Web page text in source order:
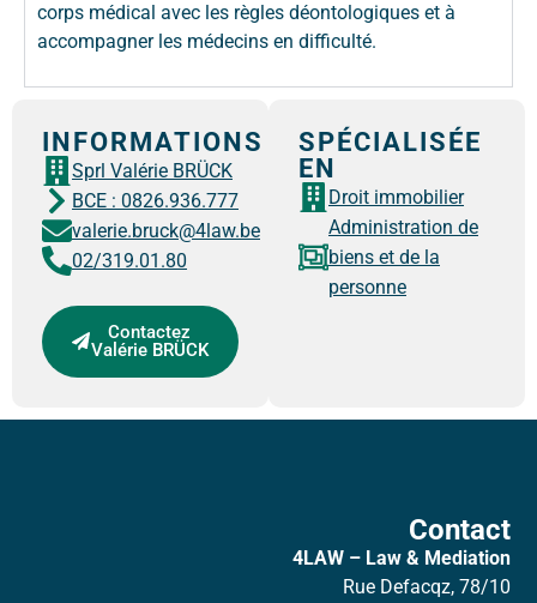
corps médical avec les règles déontologiques et à
accompagner les médecins en difficulté.
INFORMATIONS
Sprl Valérie BRÜCK
BCE : 0826.936.777
valerie.bruck@4law.be
02/319.01.80
Contactez
Valérie BRÜCK
SPÉCIALISÉE
EN
Droit immobilier
Administration de
biens et de la
personne
Contact
4LAW – Law & Mediation
Rue Defacqz, 78/10